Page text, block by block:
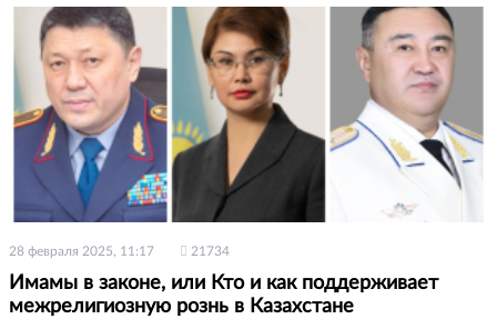
28 февраля 2025, 11:17 21734
Имамы в законе, или Кто и как поддерживает
межрелигиозную рознь в Казахстане